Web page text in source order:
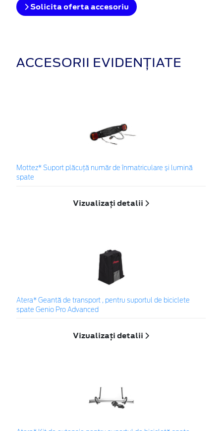
Solicita oferta accesoriu
ACCESORII EVIDENȚIATE
Mottez* Suport plăcuță număr de înmatriculare și lumină
spate
Vizualizați detalii
Atera* Geantă de transport , pentru suportul de biciclete
spate Genio Pro Advanced
Vizualizați detalii